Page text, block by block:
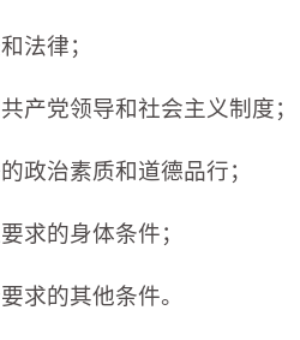
法律；
产党领导和社会主义制度；
政治素质和道德品行；
求的身体条件；
求的其他条件。